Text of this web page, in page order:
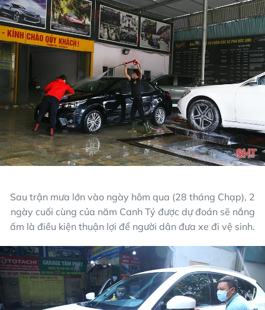
Sau trận mưa lớn vào ngày hôm qua (28 tháng Chạp), 2
ngày cuối cùng của năm Canh Tý được dự đoán sẽ nắng
ấm là điều kiện thuận lợi để người dân đưa xe đi vệ sinh.